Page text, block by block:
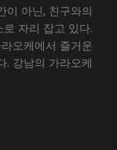
이 아닌, 친구와의
자리 잡고 있다.
오케에서 즐거운
. 강남의 가라오케